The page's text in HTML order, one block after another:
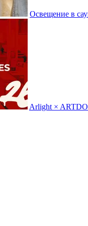
Освещение в
Arlight ×